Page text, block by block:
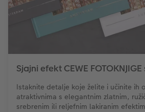
Sjajni efekt CEWE
Istaknite detalje koje želite i učinite ih
atraktivnima s elegantnim zlatnim,
srebrenim ili reljefnim lakiranim